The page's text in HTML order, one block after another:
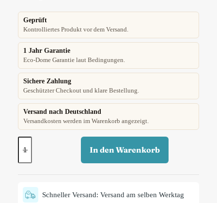
Geprüft
Kontrolliertes Produkt vor dem Versand.
1 Jahr Garantie
Eco-Dome Garantie laut Bedingungen.
Sichere Zahlung
Geschützter Checkout und klare Bestellung.
Versand nach Deutschland
Versandkosten werden im Warenkorb angezeigt.
In den Warenkorb
Schneller Versand: Versand am selben Werktag